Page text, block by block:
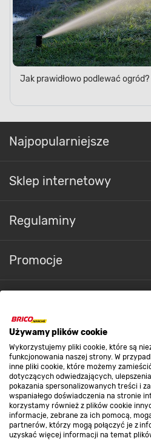
Używamy plików cookie
Wykorzystujemy pliki cookie, które są
funkcjonowania naszej strony. W
inne pliki cookie, które możemy
dotyczących odwiedzających,
pokazania spersonalizowanych treści i
wspaniałego doświadczenia na stronie
korzystamy również z plików cookie
informacje, zebrane za ich pomocą,
partnerów, którzy mogą połączyć je z
uzyskać więcej informacji na temat
Naturalne
Pokarm zawiera wyłącznie
składniki odżywcze,
na próżno szukać
barwników i aromatów czy
Jak prawidłowo podlewać ogród?
Najpopularniejsze
Sklep internetowy
Regulaminy
Promocje
O nas
Kontakt do sklepu
Strefa biznesu